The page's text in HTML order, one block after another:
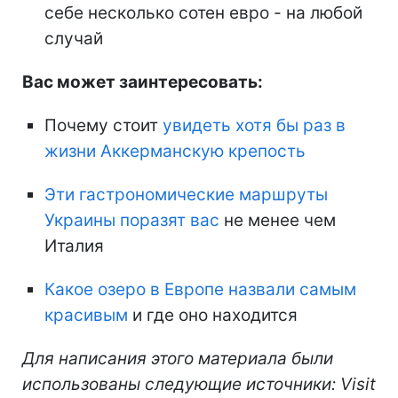
себе несколько сотен евро - на любой
случай
Вас может заинтересовать:
Почему стоит увидеть хотя бы раз в
жизни Аккерманскую крепость
Эти гастрономические маршруты
Украины поразят вас не менее чем
Италия
Какое озеро в Европе назвали самым
красивым и где оно находится
Для написания этого материала были
использованы следующие источники: Visit